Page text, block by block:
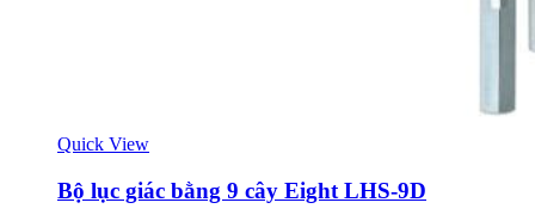
Quick View
Bộ lục giác bằng 9 cây Eight LHS-9D